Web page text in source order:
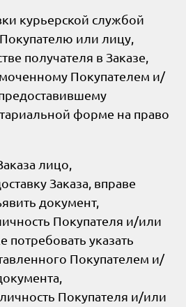
курьерской службой
или лицу,
получателя в Заказе,
Покупателем и/
форме на право
лицо,
Заказа, вправе
документ,
Покупателя и/или
потребовать указать
Покупателем и/
Покупателя и/или